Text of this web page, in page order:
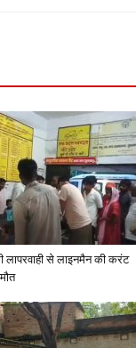
लापरवाही से लाइनमैन की करंट